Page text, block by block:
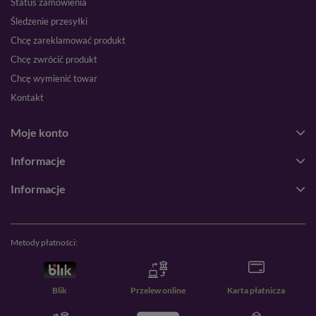
Śledzenie przesyłki
Chcę zareklamować produkt
Chcę zwrócić produkt
Chcę wymienić towar
Kontakt
Moje konto
Informacje
Informacje
Metody płatności:
Blik Przelew online Karta płatnicza